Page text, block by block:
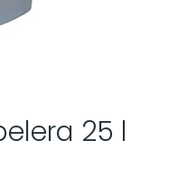
25 l